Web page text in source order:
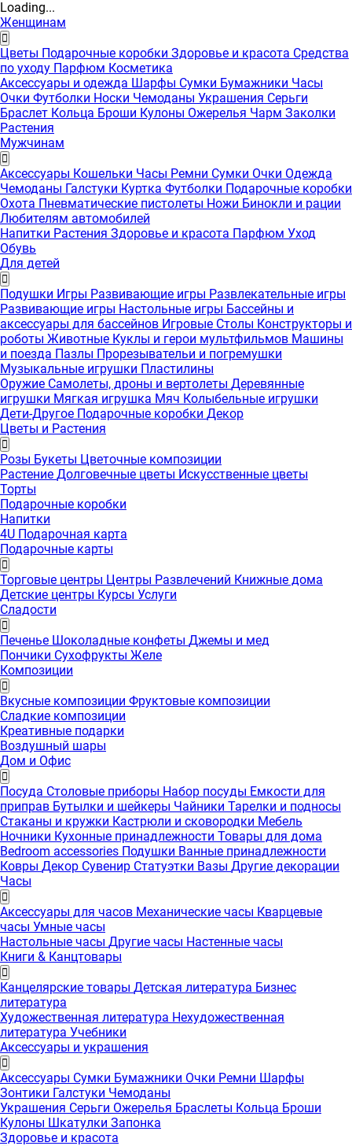
Loading...
Женщинам
Цветы Подарочные коробки Здоровье и красота Средства
по уходу Парфюм Косметика
Аксессуары и одежда Шарфы Сумки Бумажники Часы
Очки Футболки Носки Чемоданы Украшения Серьги
Браслет Кольца Броши Кулоны Ожерелья Чарм Заколки
Растения
Мужчинам
Аксессуары Кошельки Часы Ремни Сумки Очки Одежда
Чемоданы Галстуки Куртка Футболки Подарочные коробки
Охота Пневматические пистолеты Ножи Бинокли и рации
Любителям автомобилей
Напитки Растения Здоровье и красота Парфюм Уход
Обувь
Для детей
Подушки Игры Развивающие игры Развлекательные игры
Развивающие игры Настольные игры Бассейны и
аксессуары для бассейнов Игровые Столы Конструкторы и
роботы Животные Куклы и герои мультфильмов Машины
и поезда Пазлы Прорезывательи и погремушки
Музыкальные игрушки Пластилины
Оружие Самолеты, дроны и вертолеты Деревянные
игрушки Мягкая игрушка Мяч Колыбельные игрушки
Дети-Другое Подарочные коробки Декор
Цветы и Растения
Розы Букеты Цветочные композиции
Растение Долговечные цветы Искусственные цветы
Торты
Подарочные коробки
Напитки
4U Подарочная карта
Подарочные карты
Торговые центры Центры Развлечений Книжные дома
Детские центры Курсы Услуги
Сладости
Печенье Шоколадные конфеты Джемы и мед
Пончики Сухофрукты Желе
Композиции
Вкусные композиции Фруктовые композиции
Сладкие композиции
Креативные подарки
Воздушный шары
Дом и Офис
Посуда Столовые приборы Набор посуды Емкости для
приправ Бутылки и шейкеры Чайники Тарелки и подносы
Стаканы и кружки Кастрюли и сковородки Мебель
Ночники Кухонные принадлежности Товары для дома
Bedroom accessories Подушки Ванные принадлежности
Ковры Декор Сувенир Статуэтки Вазы Другие декорации
Часы
Аксессуары для часов Механические часы Кварцевые
часы Умные часы
Настольные часы Другие часы Настенные часы
Книги & Канцтовары
Канцелярские товары Детская литература Бизнес
литература
Художественная литература Нехудожественная
литература Учебники
Аксессуары и украшения
Аксессуары Сумки Бумажники Очки Ремни Шарфы
Зонтики Галстуки Чемоданы
Украшения Серьги Ожерелья Браслеты Кольца Броши
Кулоны Шкатулки Запонка
Здоровье и красота